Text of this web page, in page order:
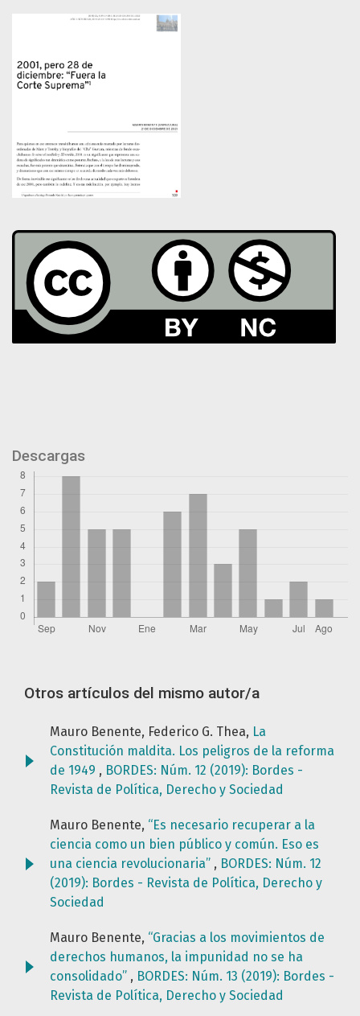
Descargas
Otros artículos del mismo autor/a
Mauro Benente, Federico G. Thea, La
Constitución maldita. Los peligros de la reforma
de 1949 , BORDES: Núm. 12 (2019): Bordes -
Revista de Política, Derecho y Sociedad
Mauro Benente, “Es necesario recuperar a la
ciencia como un bien público y común. Eso es
una ciencia revolucionaria” , BORDES: Núm. 12
(2019): Bordes - Revista de Política, Derecho y
Sociedad
Mauro Benente, “Gracias a los movimientos de
derechos humanos, la impunidad no se ha
consolidado” , BORDES: Núm. 13 (2019): Bordes -
Revista de Política, Derecho y Sociedad